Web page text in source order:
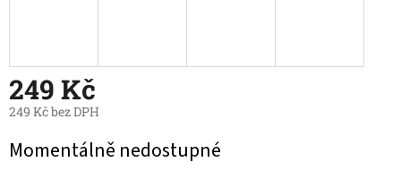
249 Kč
249 Kč bez DPH
cena:
Momentálně nedostupné